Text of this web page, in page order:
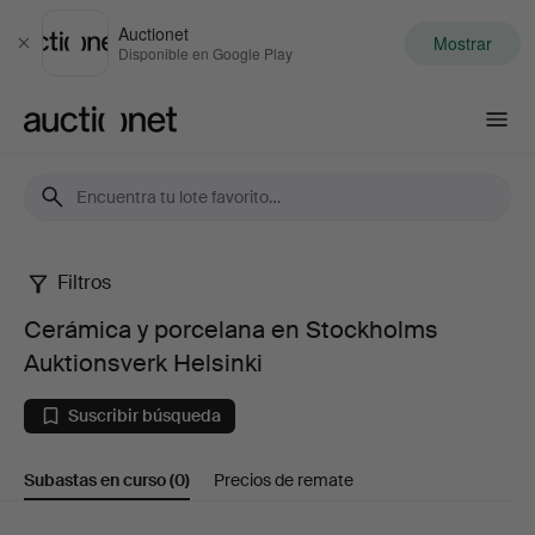
Cerrar
Auctionet
Disponible en Google Play Mostrar
Cerámica
porcelana
en
Filtros
Cerámica y porcelana en Stockholms
Auktionsverk Helsinki
Suscribir búsqueda
Subastas en curso(0) Precios de remate